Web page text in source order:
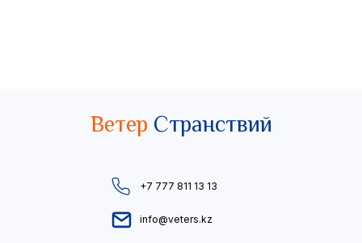
Ветер Странствий
+7 777 811 13 13
info@veters.kz